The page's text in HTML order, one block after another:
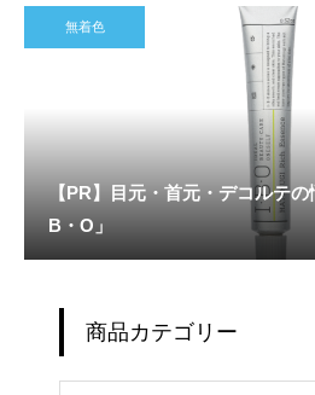
無着色
【PR】目元・首元・デコルテ
B・O」
商品カテゴリー